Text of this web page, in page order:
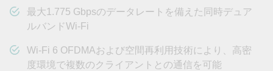
最大1.775 Gbpsのデータレートを備えた同時デュア
ルバンドWi-Fi
Wi-Fi 6 OFDMAおよび空間再利用技術により、高密
度環境で複数のクライアントとの通信を可能